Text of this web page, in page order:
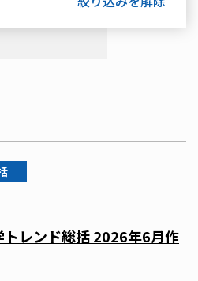
レンド総括 2026年6月作